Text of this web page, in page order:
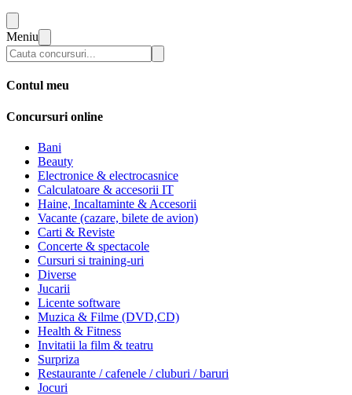
Meniu
Contul meu
Concursuri online
Bani
Beauty
Electronice & electrocasnice
Calculatoare & accesorii IT
Haine, Incaltaminte & Accesorii
Vacante (cazare, bilete de avion)
Carti & Reviste
Concerte & spectacole
Cursuri si training-uri
Diverse
Jucarii
Licente software
Muzica & Filme (DVD,CD)
Health & Fitness
Invitatii la film & teatru
Surpriza
Restaurante / cafenele / cluburi / baruri
Jocuri